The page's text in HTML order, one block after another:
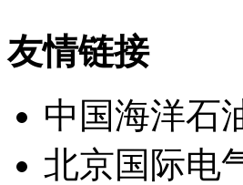
友情链接
中国海洋石
北京国际电